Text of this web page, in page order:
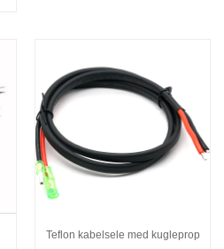
Teflon kabelsele med kugleprop